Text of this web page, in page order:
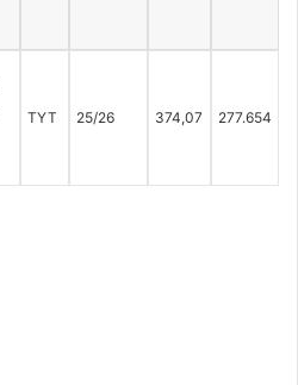
TYT 25/26 374,07 277.654